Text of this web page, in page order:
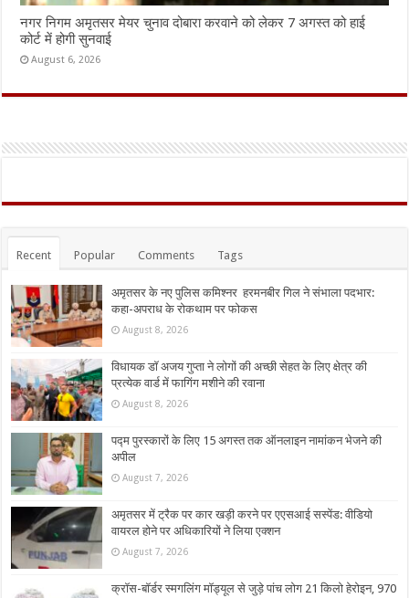
नगर निगम अमृतसर मेयर चुनाव दोबारा करवाने को लेकर 7 अगस्त को हाई
कोर्ट में होगी सुनवाई
August 6, 2026
Recent Popular Comments Tags
अमृतसर के नए पुलिस कमिश्नर हरमनबीर गिल ने संभाला पदभार:
कहा-अपराध के रोकथाम पर फोकस
August 8, 2026
विधायक डॉ अजय गुप्ता ने लोगों की अच्छी सेहत के लिए क्षेत्र की
प्रत्येक वार्ड में फागिंग मशीने की रवाना
August 8, 2026
पद्म पुरस्कारों के लिए 15 अगस्त तक ऑनलाइन नामांकन भेजने की
अपील
August 7, 2026
अमृतसर में ट्रैक पर कार खड़ी करने पर एएसआई सस्पेंड: वीडियो
वायरल होने पर अधिकारियों ने लिया एक्शन
August 7, 2026
क्रॉस-बॉर्डर स्मगलिंग मॉड्यूल से जुड़े पांच लोग 21 किलो हेरोइन, 970